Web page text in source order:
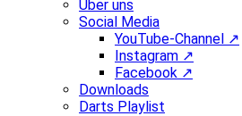
Über uns
Social Media
YouTube-Channel ↗
Instagram ↗
Facebook ↗
Downloads
Darts Playlist